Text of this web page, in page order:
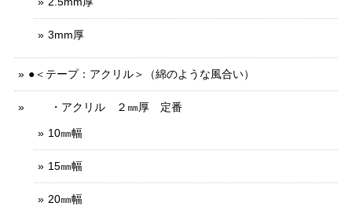
3mm厚
●＜テープ：アクリル＞（綿のような風合い）
・アクリル ２㎜厚 定番
10㎜幅
15㎜幅
20㎜幅